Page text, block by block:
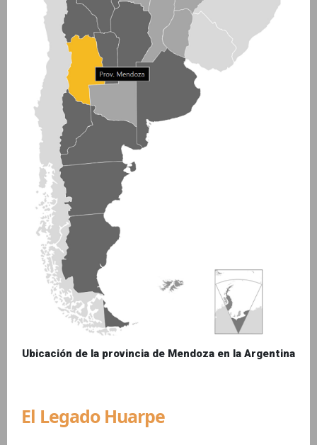
Ubicación de la provincia de Mendoza en la Argentina
El Legado Huarpe